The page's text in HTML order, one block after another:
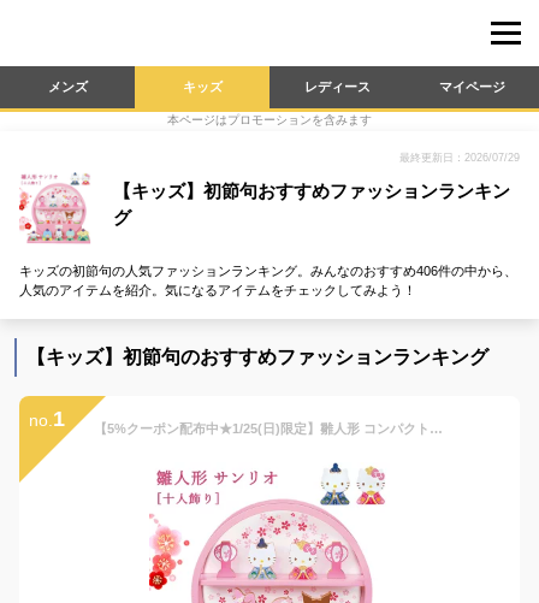
メンズ キッズ レディース マイページ
本ページはプロモーションを含みます
最終更新日：2026/07/29
【キッズ】初節句おすすめファッションランキン
グ
キッズの初節句の人気ファッションランキング。みんなのおすすめ406件の中から、
人気のアイテムを紹介。気になるアイテムをチェックしてみよう！
【キッズ】初節句のおすすめファッションランキング
no. 1 【5%クーポン配布中★1/25(日)限定】雛人形 コンパクト飾り［サンリオ］ （木製 ひな人形 かわいい おしゃれ キティちゃん キキララ マイメロ お雛様 節句 桃の節句 初節句 コンパクト ひな祭り）